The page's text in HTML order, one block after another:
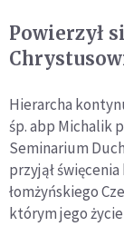
Powierzył
Hierarcha
śp. abp Michalik
Seminarium
przyjął
łomżyńskiego
którym jego